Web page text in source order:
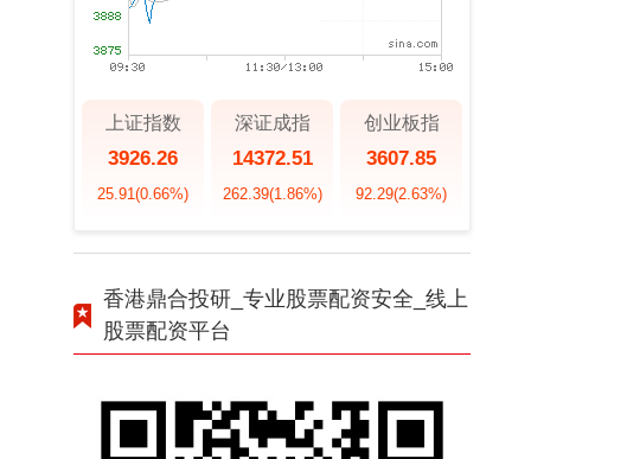
上证指数
3926.26
25.91(0.66%)
深证成指
14372.51
262.39(1.86%)
创业板指
3607.85
92.29(2.63%)
香港鼎合投研_专业股票配资安全_线上
股票配资平台